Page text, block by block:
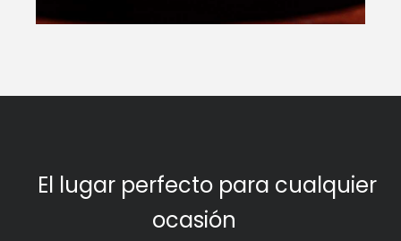
El lugar perfecto para cualquier
ocasión